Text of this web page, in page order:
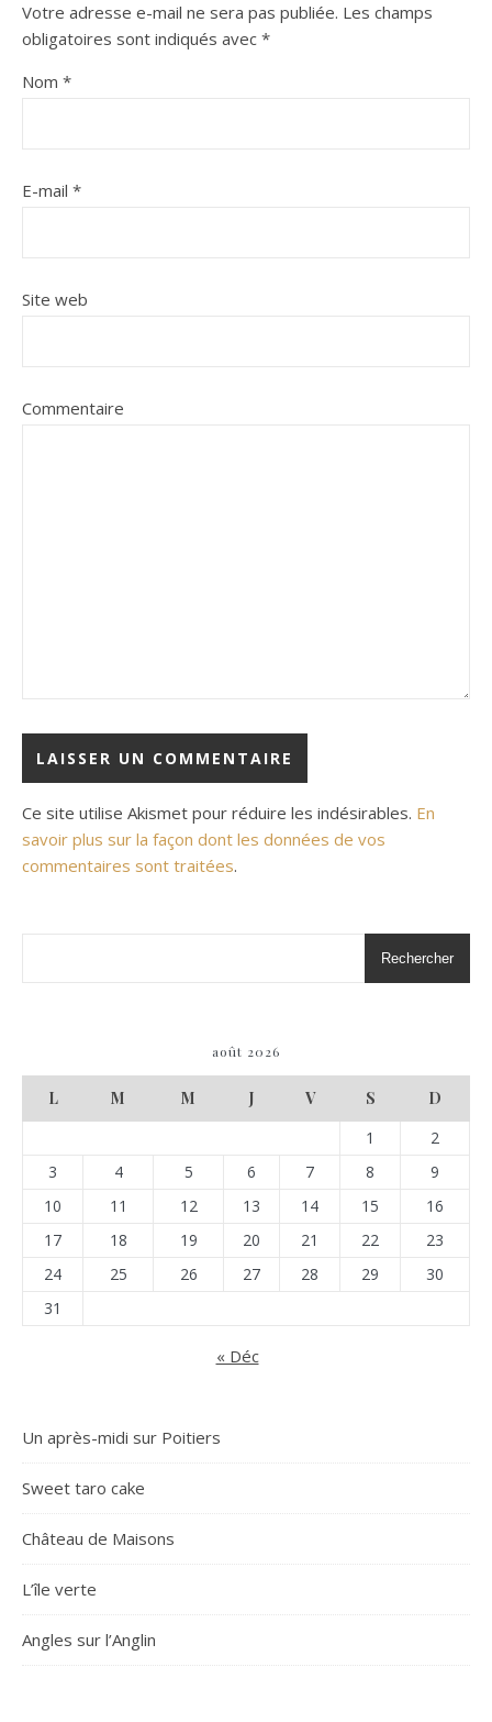
Votre adresse e-mail ne sera pas publiée. Les champs
obligatoires sont indiqués avec *
Nom *
E-mail *
Site web
Commentaire
Ce site utilise Akismet pour réduire les indésirables. En
savoir plus sur la façon dont les données de vos
commentaires sont traitées.
Rechercher
août 2026
L M M J V S
D
1
2
3
4 5 6 7 8
9
10
11 12 13 14 15
16
17
18 19 20 21 22
23
24
25 26 27 28 29
30
31
« Déc
Un après-midi sur Poitiers
Sweet taro cake
Château de Maisons
L’île verte
Angles sur l’Anglin